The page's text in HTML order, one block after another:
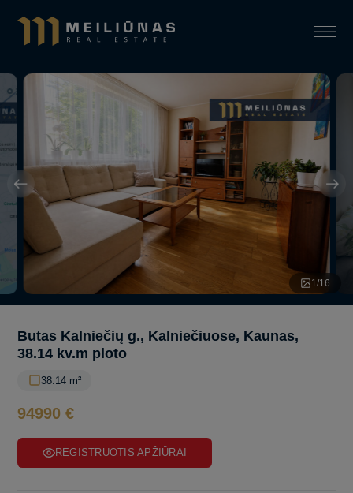
1/16
Butas Kalniečių g., Kalniečiuose, Kaunas,
38.14 kv.m ploto
38.14 m²
94990 €
REGISTRUOTIS APŽIŪRAI